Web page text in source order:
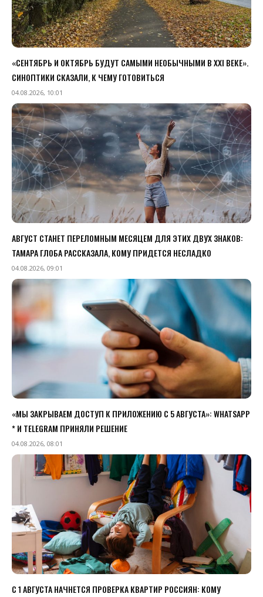
«СЕНТЯБРЬ И ОКТЯБРЬ БУДУТ САМЫМИ НЕОБЫЧНЫМИ В XXI ВЕКЕ».
СИНОПТИКИ СКАЗАЛИ, К ЧЕМУ ГОТОВИТЬСЯ
04.08.2026, 10:01
АВГУСТ СТАНЕТ ПЕРЕЛОМНЫМ МЕСЯЦЕМ ДЛЯ ЭТИХ ДВУХ ЗНАКОВ:
ТАМАРА ГЛОБА РАССКАЗАЛА, КОМУ ПРИДЕТСЯ НЕСЛАДКО
04.08.2026, 09:01
«МЫ ЗАКРЫВАЕМ ДОСТУП К ПРИЛОЖЕНИЮ C 5 АВГУСТА»: WHATSAPP
* И TELEGRAM ПРИНЯЛИ РЕШЕНИЕ
04.08.2026, 08:01
С 1 АВГУСТА НАЧНЕТСЯ ПРОВЕРКА КВАРТИР РОССИЯН: КОМУ